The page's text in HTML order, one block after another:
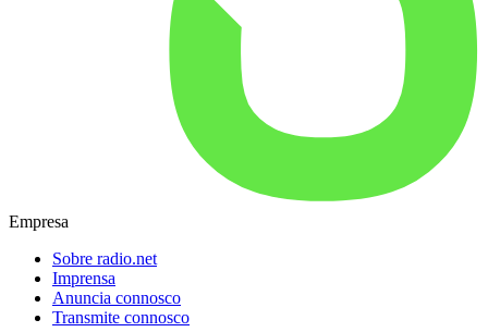
Empresa
Sobre radio.net
Imprensa
Anuncia connosco
Transmite connosco